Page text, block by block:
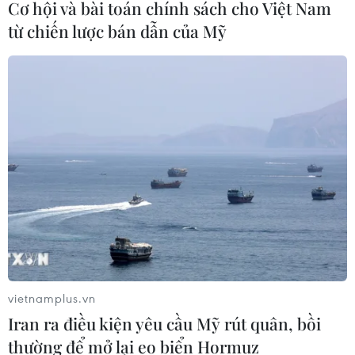
31/07/2026 01:51
Toyota giữ vững vị trí hãng xe bán
Các nhà sản xuất ôtô Trung Quốc
đang gây áp lực lên các đối thủ Anh
30/07/2026 03:59
Pin xe điện - lời giải của bài toán
nguồn điện cho AI
30/07/2026 01:35
Cơ hội và bài toán chính sách cho Việt Nam
từ chiến lược bán dẫn của Mỹ
vietnamplus.vn
Iran ra điều kiện yêu cầu Mỹ rút quân, bồi
thường để mở lại eo biển Hormuz